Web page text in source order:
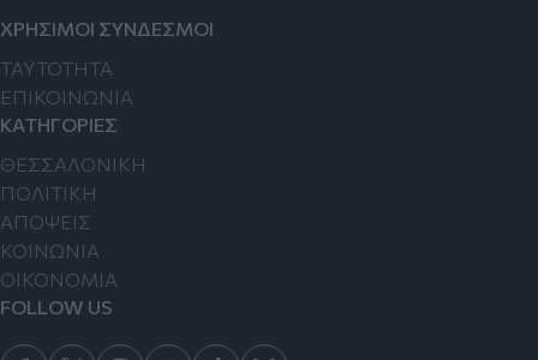
ΧΡΗΣΙΜΟΙ ΣΥΝΔΕΣΜΟΙ
TAYTOTHTA
ΕΠΙΚΟΙΝΩΝΙΑ
ΚΑΤΗΓΟΡΙΕΣ
ΘΕΣΣΑΛΟΝΙΚΗ
ΠΟΛΙΤΙΚΗ
ΑΠΟΨΕΙΣ
ΚΟΙΝΩΝΙΑ
ΟΙΚΟΝΟΜΙΑ
FOLLOW US